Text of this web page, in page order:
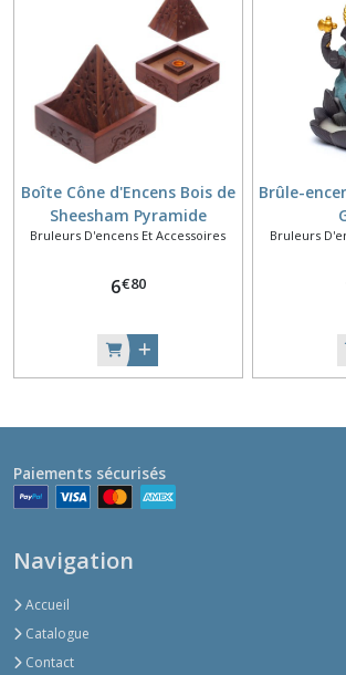
Boîte Cône d'Encens Bois de
Sheesham Pyramide
Bruleurs D'encens Et Accessoires
6€80
Brûle-
Bruleurs
Paiements sécurisés
Navigation
Accueil
Catalogue
Contact